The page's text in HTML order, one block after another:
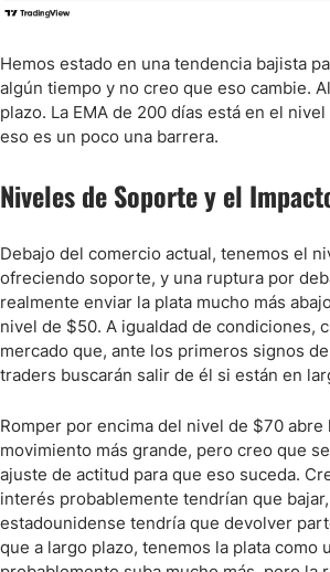
Hemos estado en una tendencia bajista
algún tiempo y no creo que eso cambie.
plazo. La EMA de 200 días está en el
eso es un poco una barrera.
Niveles de Soporte y el
Debajo del comercio actual, tenemos el
ofreciendo soporte, y una ruptura por
realmente enviar la plata mucho más
nivel de $50. A igualdad de condiciones,
mercado que, ante los primeros signos
traders buscarán salir de él si están en
Romper por encima del nivel de $70 abre
movimiento más grande, pero creo que
ajuste de actitud para que eso suceda.
interés probablemente tendrían que
estadounidense tendría que devolver
que a largo plazo, tenemos la plata como